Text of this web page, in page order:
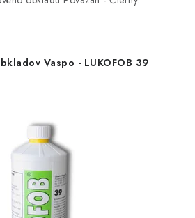
Vaspo - LUKOFOB 39